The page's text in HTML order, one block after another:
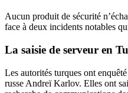
Aucun produit de sécurité
face à deux incidents notables
La saisie de serveur en
Les autorités turques ont enquêté
russe Andreï Karlov. Elles ont